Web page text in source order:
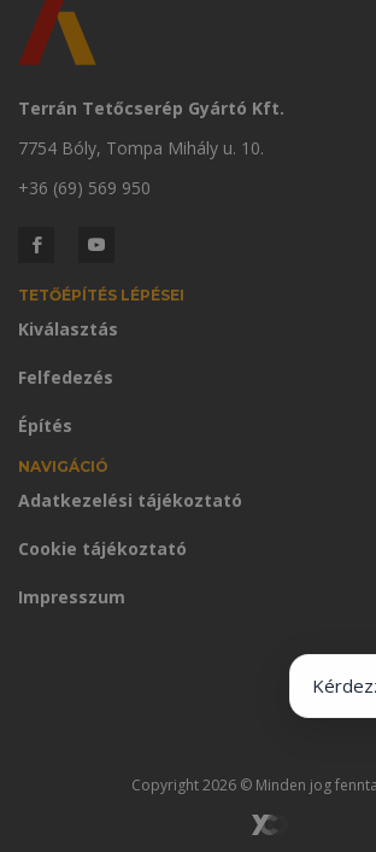
Terrán Tetőcserép Gyártó Kft.
7754 Bóly, Tompa Mihály u. 10.
+36 (69) 569 950
TETŐÉPÍTÉS LÉPÉSEI
Kiválasztás
Felfedezés
Építés
NAVIGÁCIÓ
Adatkezelési tájékoztató
Cookie tájékoztató
Impresszum
Copyright 2026 © Minden jog